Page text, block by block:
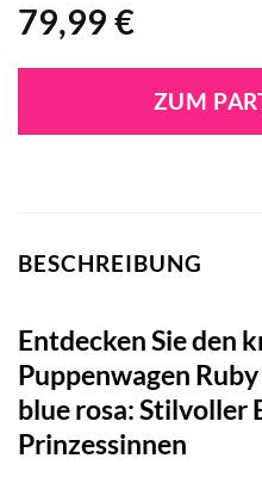
79,99 €
ZUM
BESCHREIBUNG
Entdecken Sie den
Puppenwagen
blue rosa: Stilvoller
Prinzessinnen